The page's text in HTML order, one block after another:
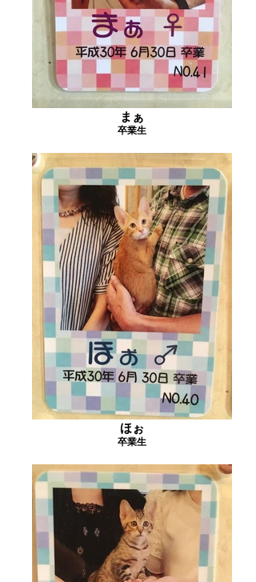
まぁ
卒業生
ほぉ
卒業生